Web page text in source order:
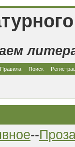
Правила Поиск
--